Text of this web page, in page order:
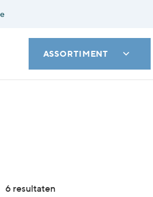
ASSORTIMENT
6 resultaten